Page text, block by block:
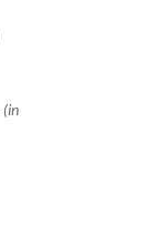
(in